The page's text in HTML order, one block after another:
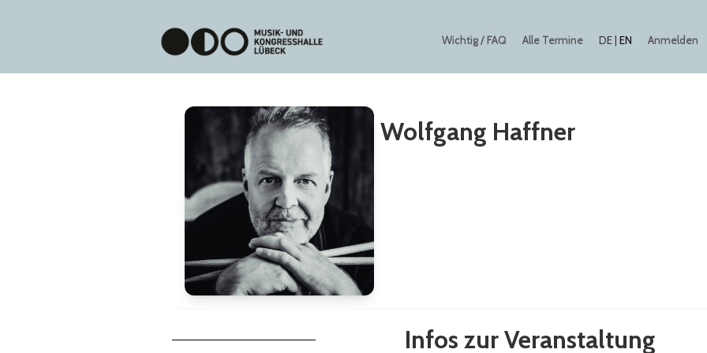
Wichtig / FAQ Alle Termine DE EN Anmelden
Wolfgang Haffner
Infos zur Veranstaltung